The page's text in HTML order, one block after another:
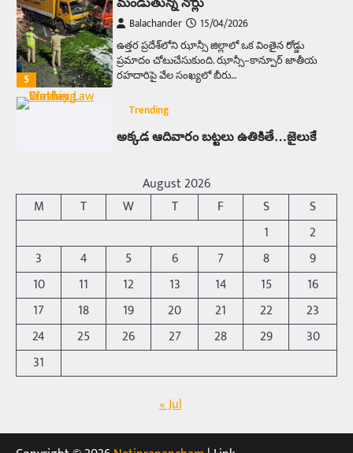
5
Balachander 15/04/2026
ఉత్తర ప్రదేశ్‌లోని ఝాన్సీ జిల్లాలో ఒక వింతైన రోడ్డు
ప్రమాదం చోటుచేసుకుంది. ఝాన్సీ–కాన్పూర్ జాతీయ
రహదారిపై వేల సంఖ్యలో బీరు…
Trending
అక్కడ ఆదివారం బట్టలు ఉతికితే…జైలుకే
ఆదివారం వచ్చిందంటే చాలు సామాన్యుడి నుండి
సాఫ్ట్‌వేర్ ఉద్యోగి వరకు అందరికీ గుర్తొచ్చే మొదటి పని
‘బట్టలు ఉతకడం’. వారం…
Trending
మనసున్న బిచ్చగాడు… సీఎం నిధికి భారీగా
విరాళం
Balachander 28/05/2026
కడుపు నింపుకోవడానికి భిక్షాటన చేస్తున్నా… చేతికి వచ్చిన
డబ్బును తనకోసం కాకుండా సమాజం కోసం ఖర్చు
August 2026
M
T W T F S
S
1
2
3
4 5 6 7 8
9
10
11 12 13 14 15
16
17
18 19 20 21 22
23
24
25 26 27 28 29
30
31
« Jul